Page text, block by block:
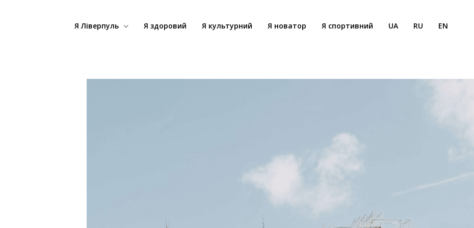
Я Ліверпуль Я здоровий Я культурний Я новатор Я спортивний UA RU EN